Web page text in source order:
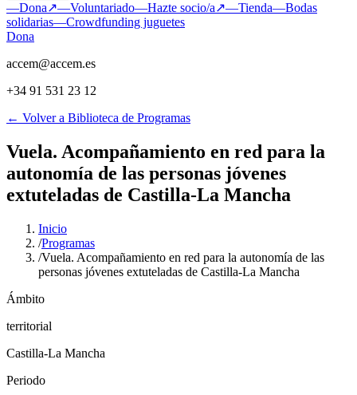
—Dona↗—Voluntariado—Hazte socio/a↗—Tienda—Bodas
solidarias—Crowdfunding juguetes
Dona
accem@accem.es
+34 91 531 23 12
← Volver a Biblioteca de Programas
Vuela. Acompañamiento en red para la
autonomía de las personas jóvenes
extuteladas de Castilla-La Mancha
Inicio
/Programas
/Vuela. Acompañamiento en red para la autonomía de las
personas jóvenes extuteladas de Castilla-La Mancha
Ámbito
territorial
Castilla-La Mancha
Periodo